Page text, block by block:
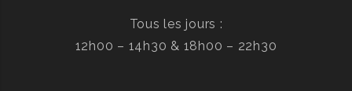
Tous les jours :
12h00 – 14h30 & 18h00 – 22h30